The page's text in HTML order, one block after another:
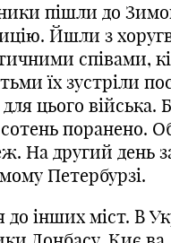
пішли до
Йшли з
співами,
їхзустріли
цього війська.
сотень поранено.
На другий день
Петербурзі.
інших міст. В